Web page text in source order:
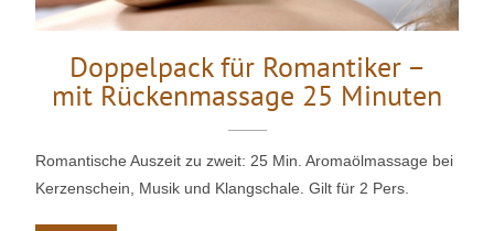
Doppelpack für Romantiker –
mit Rückenmassage 25 Minuten
Romantische Auszeit zu zweit: 25 Min. Aromaölmassage bei
Kerzenschein, Musik und Klangschale. Gilt für 2 Pers.